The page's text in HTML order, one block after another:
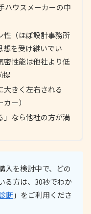
ハウスメーカーの中
性（ほぼ設計事務所
想を受け継いでい
密性能は他社より低
提
きく左右される
ー）
」なら他社の方が満
入を検討中で、どの
る方は、30秒でわか
断」をご利用くださ